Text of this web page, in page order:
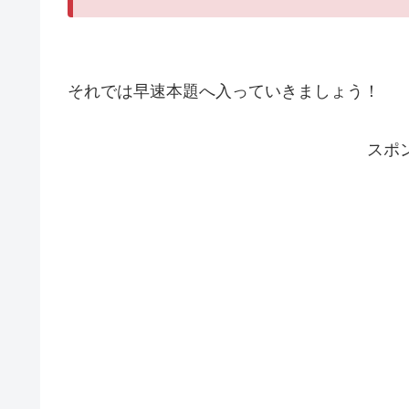
それでは早速本題へ入っていきましょう！
スポ